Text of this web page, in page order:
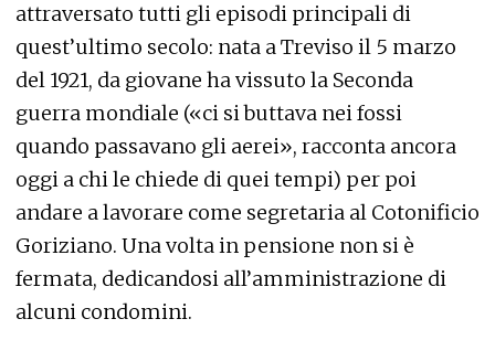
attraversato tutti gli episodi principali di
quest’ultimo secolo: nata a Treviso il 5 marzo
del 1921, da giovane ha vissuto la Seconda
guerra mondiale («ci si buttava nei fossi
quando passavano gli aerei», racconta ancora
oggi a chi le chiede di quei tempi) per poi
andare a lavorare come segretaria al Cotonificio
Goriziano. Una volta in pensione non si è
fermata, dedicandosi all’amministrazione di
alcuni condomini.